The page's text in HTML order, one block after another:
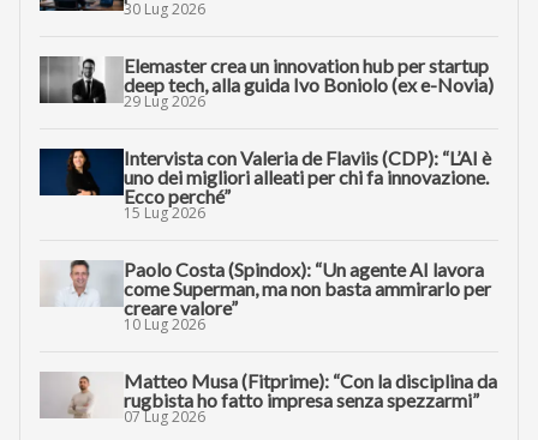
30 Lug 2026
Elemaster crea un innovation hub per startup
deep tech, alla guida Ivo Boniolo (ex e-Novia)
29 Lug 2026
Intervista con Valeria de Flaviis (CDP): “L’AI è
uno dei migliori alleati per chi fa innovazione.
Ecco perché”
15 Lug 2026
Paolo Costa (Spindox): “Un agente AI lavora
come Superman, ma non basta ammirarlo per
creare valore”
10 Lug 2026
Matteo Musa (Fitprime): “Con la disciplina da
rugbista ho fatto impresa senza spezzarmi”
07 Lug 2026